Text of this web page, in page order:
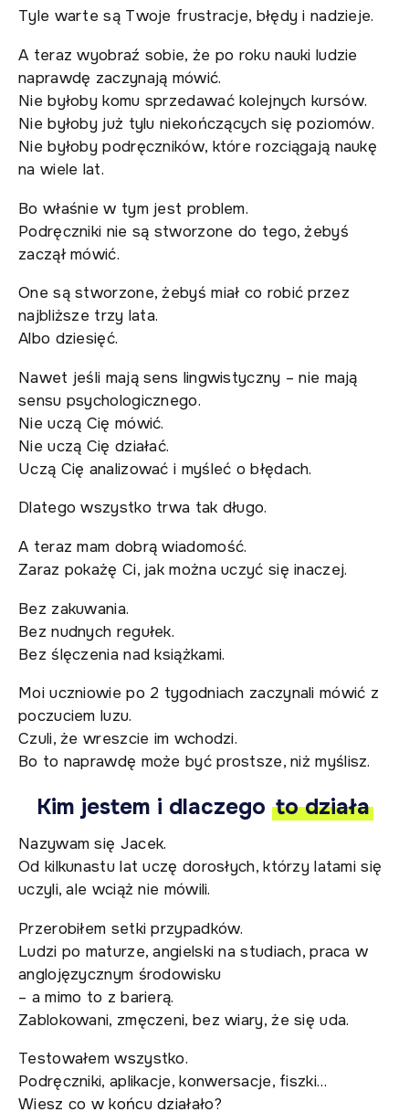
Tyle warte są Twoje frustracje, błędy i nadzieje.
A teraz wyobraź sobie, że po roku nauki ludzie
naprawdę zaczynają mówić.
Nie byłoby komu sprzedawać kolejnych kursów.
Nie byłoby już tylu niekończących się poziomów.
Nie byłoby podręczników, które rozciągają naukę
na wiele lat.
Bo właśnie w tym jest problem.
Podręczniki nie są stworzone do tego, żebyś
zaczął mówić.
One są stworzone, żebyś miał co robić przez
najbliższe trzy lata.
Albo dziesięć.
Nawet jeśli mają sens lingwistyczny – nie mają
sensu psychologicznego.
Nie uczą Cię mówić.
Nie uczą Cię działać.
Uczą Cię analizować i myśleć o błędach.
Dlatego wszystko trwa tak długo.
A teraz mam dobrą wiadomość.
Zaraz pokażę Ci, jak można uczyć się inaczej.
Bez zakuwania.
Bez nudnych regułek.
Bez ślęczenia nad książkami.
Moi uczniowie po 2 tygodniach zaczynali mówić z
poczuciem luzu.
Czuli, że wreszcie im wchodzi.
Bo to naprawdę może być prostsze, niż myślisz.
Kim jestem i dlaczego to działa
Nazywam się Jacek.
Od kilkunastu lat uczę dorosłych, którzy latami się
uczyli, ale wciąż nie mówili.
Przerobiłem setki przypadków.
Ludzi po maturze, angielski na studiach, praca w
anglojęzycznym środowisku
– a mimo to z barierą.
Zablokowani, zmęczeni, bez wiary, że się uda.
Testowałem wszystko.
Podręczniki, aplikacje, konwersacje, fiszki…
Wiesz co w końcu działało?